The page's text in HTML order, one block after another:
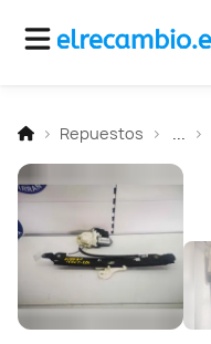
Repuestos